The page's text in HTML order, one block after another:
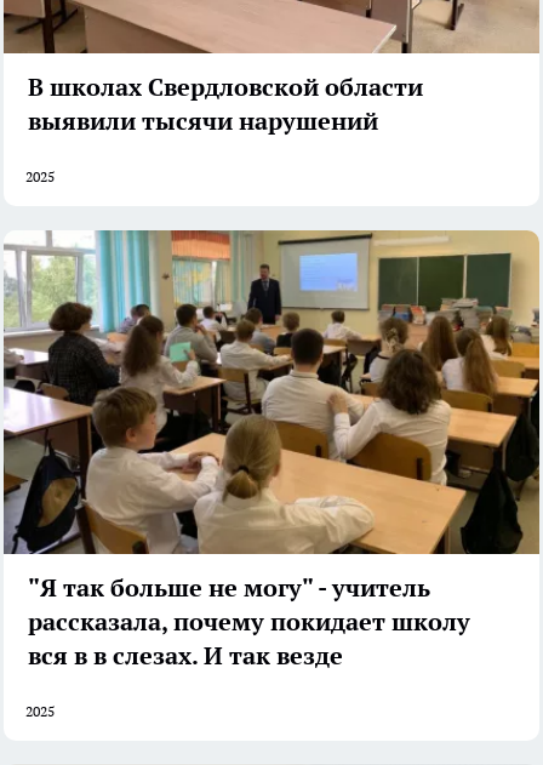
В школах Свердловской области
выявили тысячи нарушений
2025
"Я так больше не могу" - учитель
рассказала, почему покидает школу
вся в в слезах. И так везде
2025